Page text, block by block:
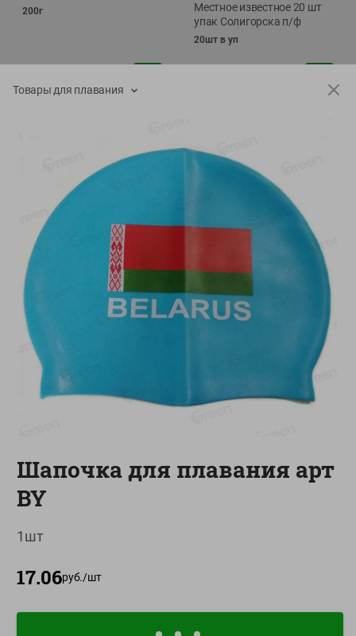
200г
Местное известное 20 шт
упак Солигорска п/ф
20шт в уп
Показать 15-28 из 79
Каталог товаров
Специально для вас
Настройки файлов cookie
Мой Green
Приложение Green c
доставкой и бонусной картой
Время работы Call-центра: Пн.- Пт. с 09.00 до 17.00, СБ, ВС -
Пишите нам свои вопросы, предложения и комментарии
Товары для плавания
Шапочка для плавания арт
BY
1шт
17.06руб./шт